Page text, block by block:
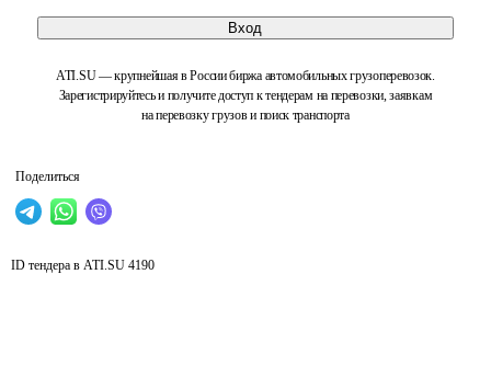
Вход
ATI.SU — крупнейшая в России биржа автомобильных грузоперевозок.
Зарегистрируйтесь и получите доступ к тендерам на перевозки, заявкам
на перевозку грузов и поиск транспорта
Поделиться
ID тендера в ATI.SU 4190